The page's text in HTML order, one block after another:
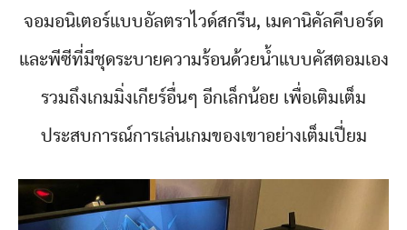
จอมอนิเตอร์แบบอัลตราไวด์สกรีน, เมคานิคัลคีบอร์ด
และพีซีที่มีชุดระบายความร้อนด้วยน้ำแบบคัสตอมเอง
รวมถึงเกมมิ่งเกียร์อื่นๆ อีกเล็กน้อย เพื่อเติมเต็ม
ประสบการณ์การเล่นเกมของเขาอย่างเต็มเปี่ยม